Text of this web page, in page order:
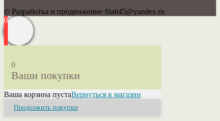
© Разработка и продвижение filati45@yandex.ru
0
0
Ваши покупки
Ваша корзина пустаВернуться в магазин
Продолжить покупки